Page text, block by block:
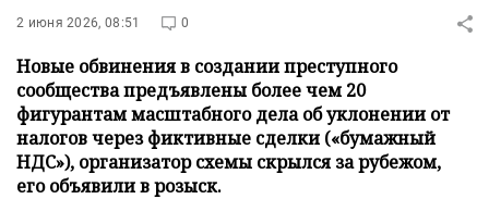
2 июня 2026, 08:51 0
Новые обвинения в создании преступного
сообщества предъявлены более чем 20
фигурантам масштабного дела об уклонении от
налогов через фиктивные сделки («бумажный
НДС»), организатор схемы скрылся за рубежом,
его объявили в розыск.